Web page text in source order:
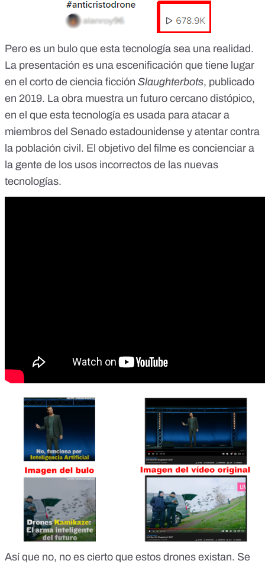
Pero es un bulo que esta tecnología sea una realidad.
La presentación es una escenificación que tiene lugar
en el corto de ciencia ficción Slaughterbots, publicado
en 2019. La obra muestra un futuro cercano distópico,
en el que esta tecnología es usada para atacar a
miembros del Senado estadounidense y atentar contra
la población civil. El objetivo del filme es concienciar a
la gente de los usos incorrectos de las nuevas
tecnologías.
Así que no, no es cierto que estos drones existan. Se